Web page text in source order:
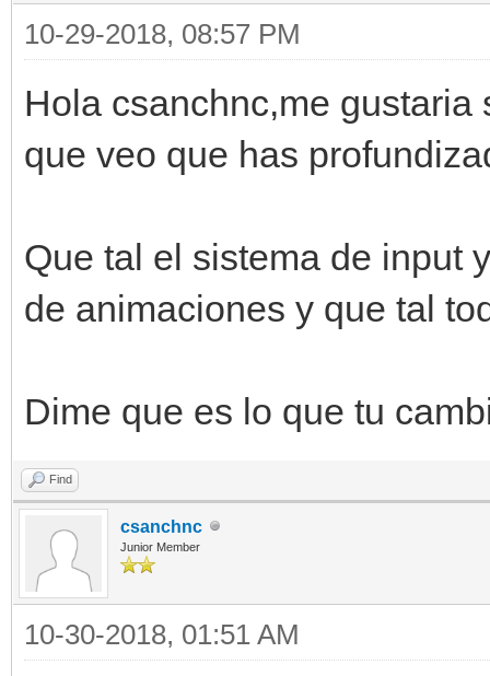
10-29-2018, 08:57 PM
Hola csanchnc,me
que veo que has
Que tal el sistema de input
de animaciones y que tal
Dime que es lo que tu
Find
csanchnc
Junior Member
10-30-2018, 01:51 AM